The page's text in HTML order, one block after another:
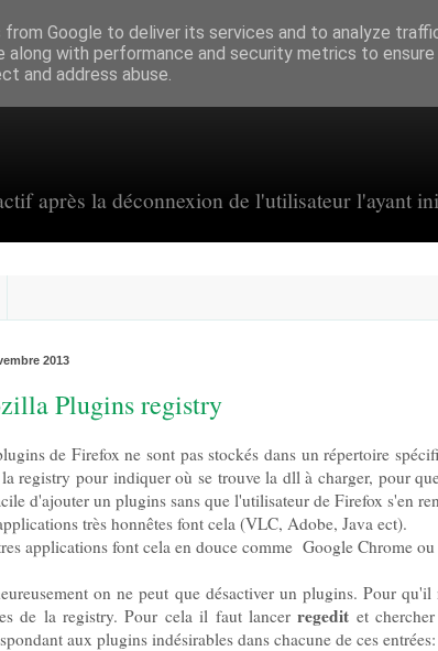
après la déconnexion de l'utilisateur l'ayant
2013
Plugins registry
de Firefox ne sont pas stockés dans un répertoire
registry pour indiquer où se trouve la dll à charger, pour
d'ajouter un plugins sans que l'utilisateur de Firefox s'en
très honnêtes font cela (VLC, Adobe, Java ect).
applications font cela en douce comme Google Chrome
on ne peut que désactiver un plugins. Pour
de la registry. Pour cela il faut lancerregedit et
aux plugins indésirables dans chacune de ces entrées:
Google to deliver its services and to analyze
along with performance and security metrics to
and address abuse.